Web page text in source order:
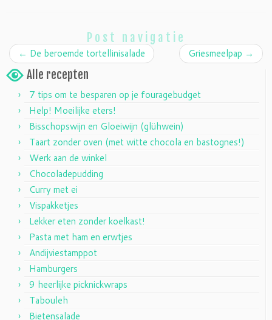
Post navigatie
← De beroemde tortellinisalade Griesmeelpap →
Alle recepten
7 tips om te besparen op je fouragebudget
Help! Moeilijke eters!
Bisschopswijn en Gloeiwijn (glühwein)
Taart zonder oven (met witte chocola en bastognes!)
Werk aan de winkel
Chocoladepudding
Curry met ei
Vispakketjes
Lekker eten zonder koelkast!
Pasta met ham en erwtjes
Andijviestamppot
Hamburgers
9 heerlijke picknickwraps
Tabouleh
Bietensalade